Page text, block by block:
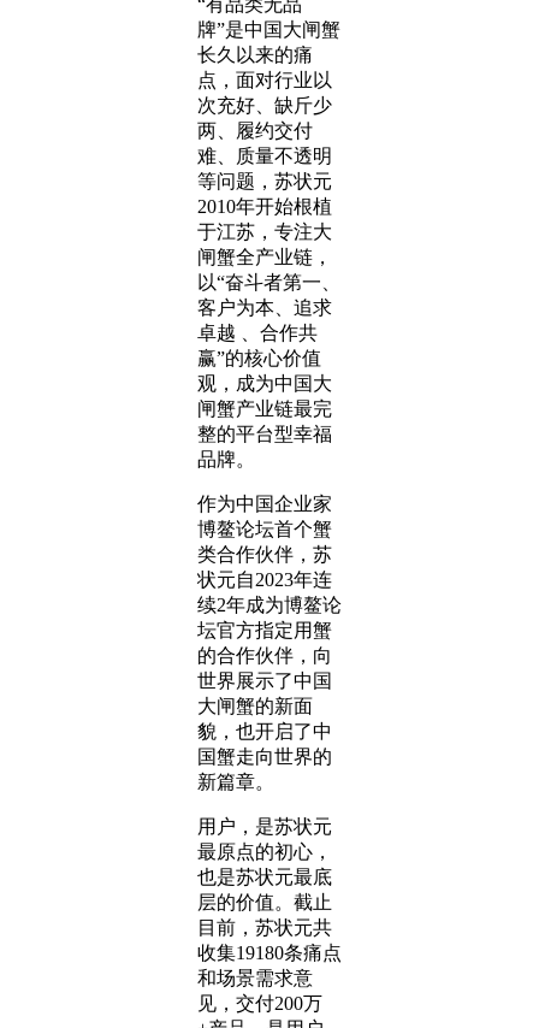
“有品类无品
牌”是中国大闸蟹
长久以来的痛
点，面对行业以
次充好、缺斤少
两、履约交付
难、质量不透明
等问题，苏状元
2010年开始根植
于江苏，专注大
闸蟹全产业链，
以“奋斗者第一、
客户为本、追求
卓越 、合作共
赢”的核心价值
观，成为中国大
闸蟹产业链最完
整的平台型幸福
品牌。
作为中国企业家
博鳌论坛首个蟹
类合作伙伴，苏
状元自2023年连
续2年成为博鳌论
坛官方指定用蟹
的合作伙伴，向
世界展示了中国
大闸蟹的新面
貌，也开启了中
国蟹走向世界的
新篇章。
用户，是苏状元
最原点的初心，
也是苏状元最底
层的价值。截止
目前，苏状元共
收集19180条痛点
和场景需求意
见，交付200万